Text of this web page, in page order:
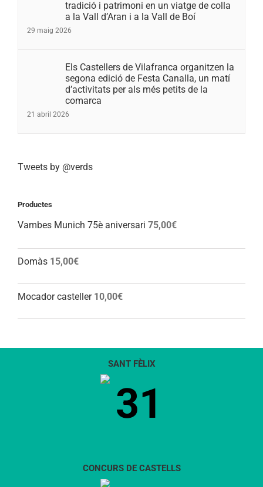
tradició i patrimoni en un viatge de colla
a la Vall d’Aran i a la Vall de Boí
29 maig 2026
Els Castellers de Vilafranca organitzen la
segona edició de Festa Canalla, un matí
d’activitats per als més petits de la
comarca
21 abril 2026
Tweets by @verds
Productes
Vambes Munich 75è aniversari 75,00€
Domàs 15,00€
Mocador casteller 10,00€
SANT FÈLIX
31
CONCURS DE CASTELLS